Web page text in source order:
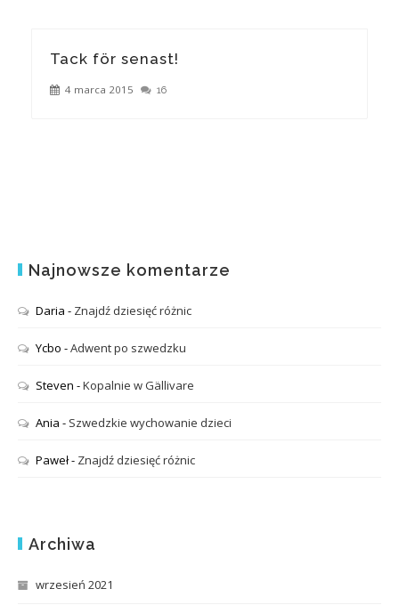
Tack för senast!
4 marca 2015 16
Najnowsze komentarze
Daria - Znajdź dziesięć różnic
Ycbo -Adwent po szwedzku
Steven -Kopalnie w Gällivare
Ania - Szwedzkie wychowanie dzieci
Paweł- Znajdź dziesięć różnic
Archiwa
wrzesień 2021